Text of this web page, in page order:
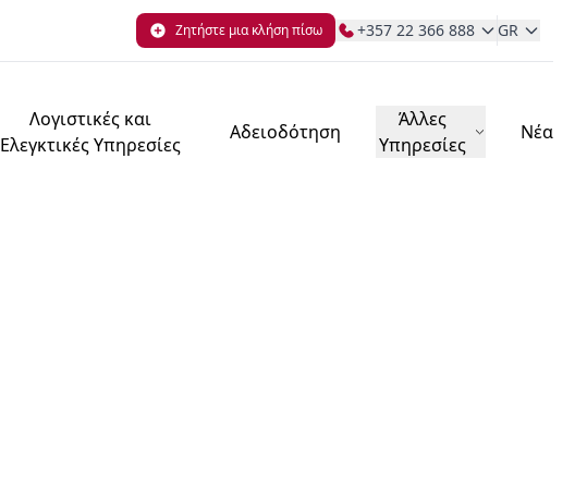
Ζητήστε μια κλήση πίσω +357 22 366 888 GR
Λογιστικές και
Ελεγκτικές Υπηρεσίες
Αδειοδότηση
Άλλες
Υπηρεσίες
Νέα